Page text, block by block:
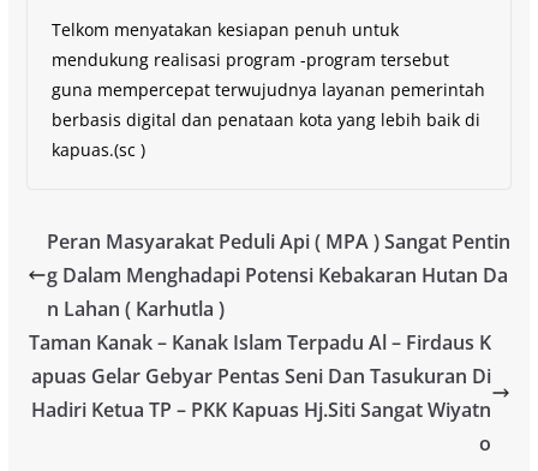
Telkom menyatakan kesiapan penuh untuk
mendukung realisasi program -program tersebut
guna mempercepat terwujudnya layanan pemerintah
berbasis digital dan penataan kota yang lebih baik di
kapuas.(sc )
Peran Masyarakat Peduli Api ( MPA ) Sangat Pentin
g Dalam Menghadapi Potensi Kebakaran Hutan Da
n Lahan ( Karhutla )
Taman Kanak – Kanak Islam Terpadu Al – Firdaus K
apuas Gelar Gebyar Pentas Seni Dan Tasukuran Di
Hadiri Ketua TP – PKK Kapuas Hj.Siti Sangat Wiyatn
o